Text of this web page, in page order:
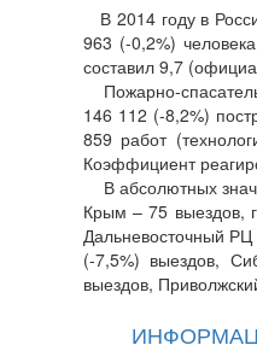
В 2014 году в
963 (-0,2%)
составил 9,7
Пожарно-
146 112 (-8,2%)
859 работ
Коэффициент
В абсолютных
Крым – 75 выездов,
Дальневосточный
(-7,5%) выездов,
выездов,